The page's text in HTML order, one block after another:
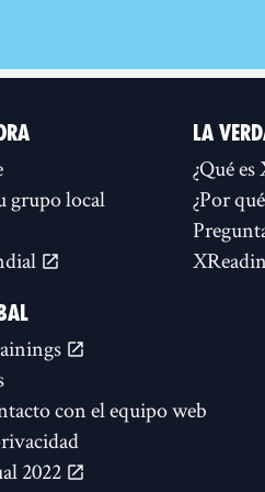
grupo local
LA
¿Qué es
¿Por
con el equipo web
2022